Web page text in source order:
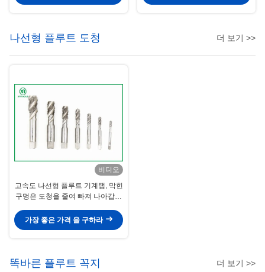
나선형 플루트 도청 더 보기 >>
비디오
고속도 나선형 플루트 기계탭, 막힌
구멍은 도청을 줄여 빠져 나아갑니
가장 좋은 가격 을 구하라
똑바른 플루트 꼭지 더 보기 >>